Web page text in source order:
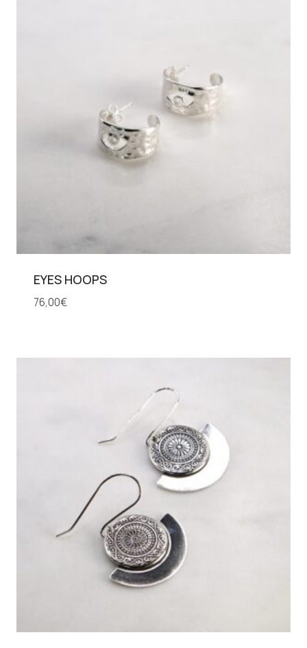
EYES HOOPS
76,00€